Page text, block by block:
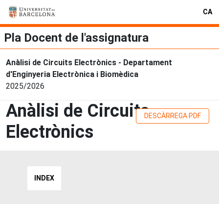
CA
Pla Docent de l'assignatura
Anàlisi de Circuits Electrònics - Departament
d'Enginyeria Electrònica i Biomèdica
2025/2026
Anàlisi de Circuits
Electrònics
DESCÀRREGA PDF
INDEX